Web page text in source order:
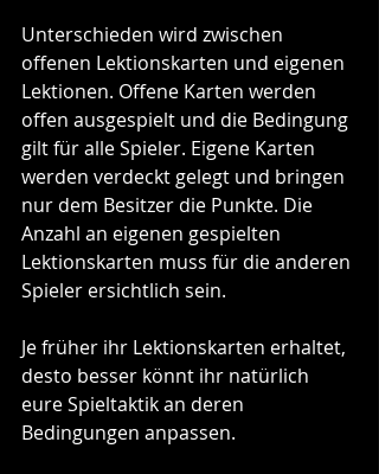
Unterschieden wird zwischen
offenen Lektionskarten und eigenen
Lektionen. Offene Karten werden
offen ausgespielt und die Bedingung
gilt für alle Spieler. Eigene Karten
werden verdeckt gelegt und bringen
nur dem Besitzer die Punkte. Die
Anzahl an eigenen gespielten
Lektionskarten muss für die anderen
Spieler ersichtlich sein.
Je früher ihr Lektionskarten erhaltet,
desto besser könnt ihr natürlich
eure Spieltaktik an deren
Bedingungen anpassen.